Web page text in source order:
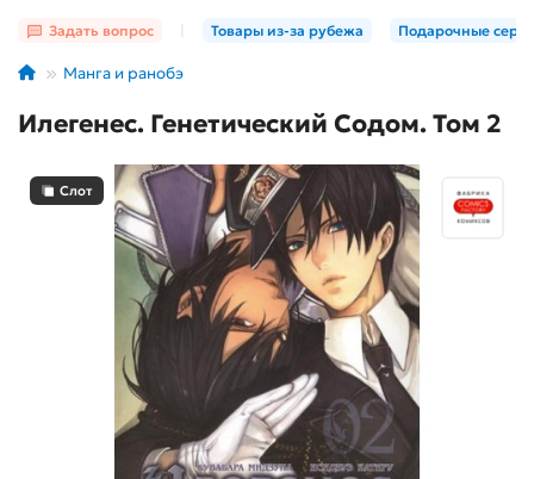
Задать вопрос Товары из-за рубежа Подарочные
Манга и ранобэ
Илегенес. Генетический Содом. Том 2
Слот